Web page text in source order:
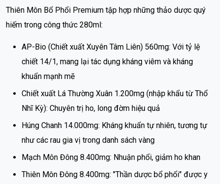
Thiên Môn Bổ Phổi Premium tập hợp những thảo dược quý
hiếm trong công thức 280ml:
AP-Bio (Chiết xuất Xuyên Tâm Liên) 560mg: Với tỷ lệ
chiết 14/1, mang lại tác dụng kháng viêm và kháng
khuẩn mạnh mẽ
Chiết xuất Lá Thường Xuân 1.200mg (nhập khẩu từ Thổ
Nhĩ Kỳ): Chuyên trị ho, long đờm hiệu quả
Húng Chanh 14.000mg: Kháng khuẩn tự nhiên, tương tự
như các rau gia vị trong danh sách vàng
Mạch Môn Đông 8.400mg: Nhuận phổi, giảm ho khan
Thiên Môn Đông 8.400mg: "Thần dược bổ phổi" được y